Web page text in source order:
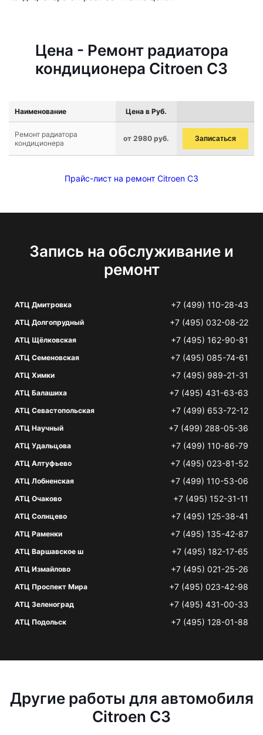
Цена - Ремонт радиатора
кондиционера Citroen C3
Наименование Цена в Руб.
Ремонт радиатора
кондиционера
от 2980 руб. Записаться
Прайс-лист на ремонт Citroen C3
Запись на обслуживание и
ремонт
АТЦ Дмитровка +7 (499) 110-28-43
АТЦ Долгопрудный +7 (495) 032-08-22
АТЦ Щёлковская +7 (495) 162-90-81
АТЦ Семеновская +7 (495) 085-74-61
АТЦ Химки +7 (495) 989-21-31
АТЦ Балашиха +7 (495) 431-63-63
АТЦ Севастопольская +7 (499) 653-72-12
АТЦ Научный +7 (499) 288-05-36
АТЦ Удальцова +7 (499) 110-86-79
АТЦ Алтуфьево +7 (495) 023-81-52
АТЦ Лобненская +7 (499) 110-53-06
АТЦ Очаково +7 (495) 152-31-11
АТЦ Солнцево +7 (495) 125-38-41
АТЦ Раменки +7 (495) 135-42-87
АТЦ Варшавское ш +7 (495) 182-17-65
АТЦ Измайлово +7 (495) 021-25-26
АТЦ Проспект Мира +7 (495) 023-42-98
АТЦ Зеленоград +7 (495) 431-00-33
АТЦ Подольск +7 (495) 128-01-88
Другие работы для автомобиля
Citroen C3